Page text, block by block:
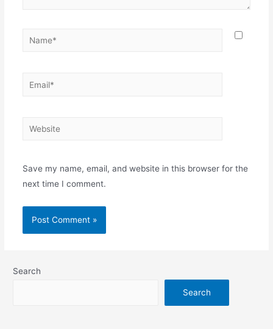
Name*
Email*
Website
Save my name, email, and website in this browser for the
next time I comment.
Search
Search